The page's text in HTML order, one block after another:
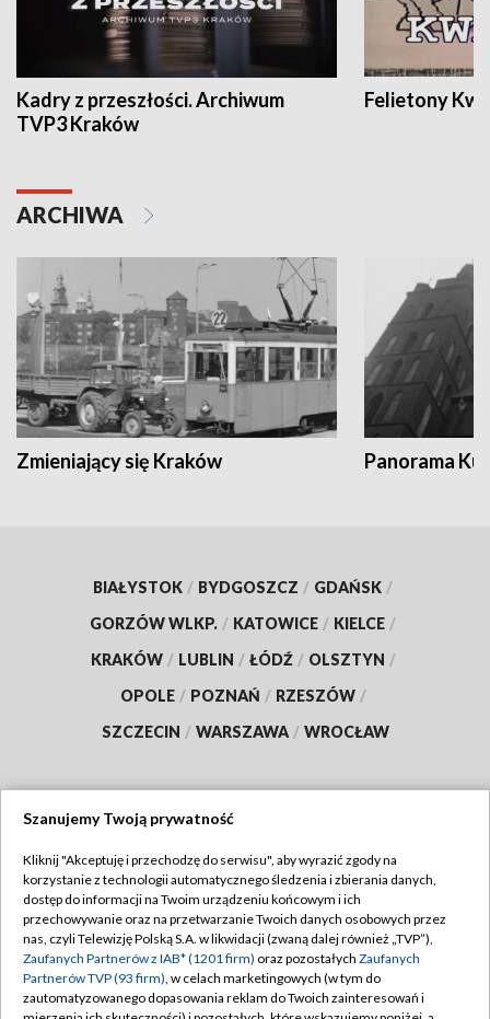
Kadry z przeszłości. Archiwum
TVP3 Kraków
Felietony
ARCHIWA
Zmieniający się Kraków Panorama
BIAŁYSTOK / BYDGOSZCZ / GDAŃSK /
GORZÓW WLKP. / KATOWICE / KIELCE /
KRAKÓW / LUBLIN / ŁÓDŹ / OLSZTYN /
OPOLE / POZNAŃ / RZESZÓW /
SZCZECIN / WARSZAWA / WROCŁAW
TVP
Abonament TVP
Emisja w TVP
Centrum informacji TVP
Regulamin TVP
Polityka prywatności
Moje zgody
Szanujemy Twoją prywatność
Kliknij "Akceptuję i przechodzę do serwisu", aby wyrazić zgody na
korzystanie z technologii automatycznego śledzenia i zbierania danych,
dostęp do informacji na Twoim urządzeniu końcowym i ich
przechowywanie oraz na przetwarzanie Twoich danych osobowych przez
nas, czyli Telewizję Polską S.A. w likwidacji (zwaną dalej również „TVP”),
Zaufanych Partnerów z IAB* (1201 firm) oraz pozostałych Zaufanych
Partnerów TVP (93 firm), w celach marketingowych (w tym do
zautomatyzowanego dopasowania reklam do Twoich zainteresowań i